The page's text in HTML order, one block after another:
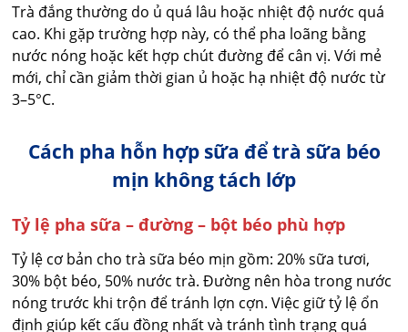
Trà đắng thường do ủ quá lâu hoặc nhiệt độ nước quá
cao. Khi gặp trường hợp này, có thể pha loãng bằng
nước nóng hoặc kết hợp chút đường để cân vị. Với mẻ
mới, chỉ cần giảm thời gian ủ hoặc hạ nhiệt độ nước từ
3–5°C.
Cách pha hỗn hợp sữa để trà sữa béo
mịn không tách lớp
Tỷ lệ pha sữa – đường – bột béo phù hợp
Tỷ lệ cơ bản cho trà sữa béo mịn gồm: 20% sữa tươi,
30% bột béo, 50% nước trà. Đường nên hòa trong nước
nóng trước khi trộn để tránh lợn cợn. Việc giữ tỷ lệ ổn
định giúp kết cấu đồng nhất và tránh tình trạng quá